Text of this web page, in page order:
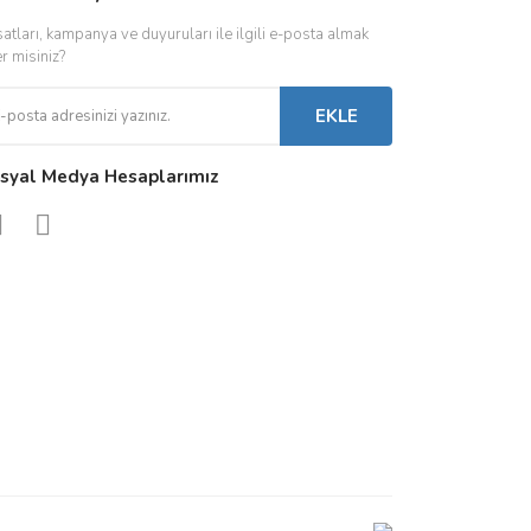
Driverlar
Kontaktörler
Sigorta & Otomatlar
kampanya ve duyuruları ile ilgili e-posta almak
misiniz?
EKLE
Medya Hesaplarımız